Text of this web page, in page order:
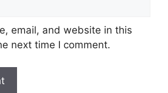
email, and website in this
next time I comment.